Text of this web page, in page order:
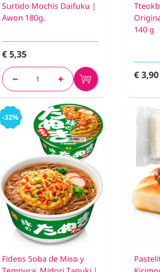
Surtido Mochis Daifuku |
Awon 180g.
€ 5,35
140 g
€ 3,90
-32%
Fideos Soba de Miso y